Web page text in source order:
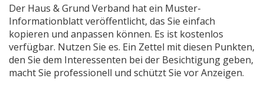
Der Haus & Grund Verband hat ein Muster-
Informationblatt veröffentlicht, das Sie einfach
kopieren und anpassen können. Es ist kostenlos
verfügbar. Nutzen Sie es. Ein Zettel mit diesen Punkten,
den Sie dem Interessenten bei der Besichtigung geben,
macht Sie professionell und schützt Sie vor Anzeigen.